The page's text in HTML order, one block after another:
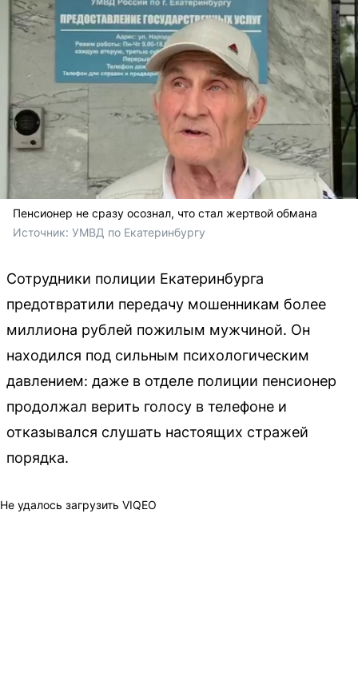
Пенсионер не сразу осознал, что стал жертвой обмана
Источник: УМВД по Екатеринбургу
Сотрудники полиции Екатеринбурга
предотвратили передачу мошенникам более
миллиона рублей пожилым мужчиной. Он
находился под сильным психологическим
давлением: даже в отделе полиции пенсионер
продолжал верить голосу в телефоне и
отказывался слушать настоящих стражей
порядка.
Не удалось загрузить VIQEO